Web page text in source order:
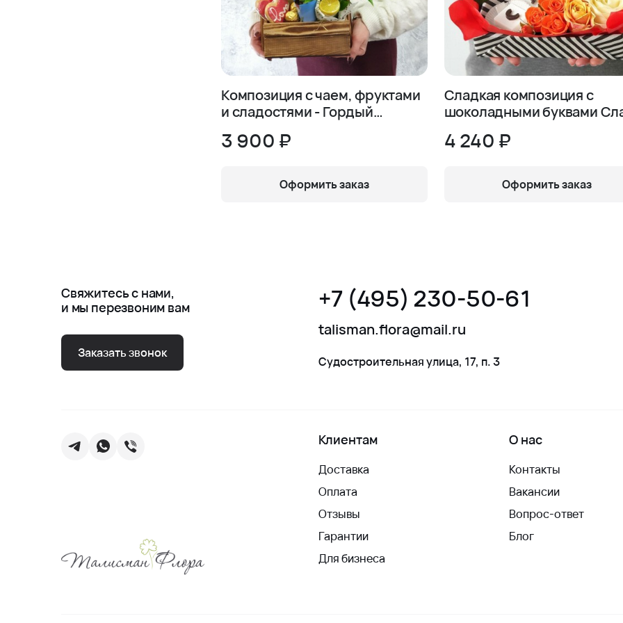
Композиция с чаем, фруктами
и сладостями - Гордый
3 900 ₽
Оформить заказ
Сладкая композиция с
шоколадными буквами
4 240 ₽
Оформить заказ
Свяжитесь с нами,
и мы перезвоним вам
Заказать звонок
+7 (495) 230-50-61
talisman.flora@mail.ru
Судостроительная улица, 17, п. 3
Клиентам
Доставка
Оплата
Отзывы
Гарантии
Для бизнеса
О нас
Контакты
Вакансии
Вопрос-ответ
Блог